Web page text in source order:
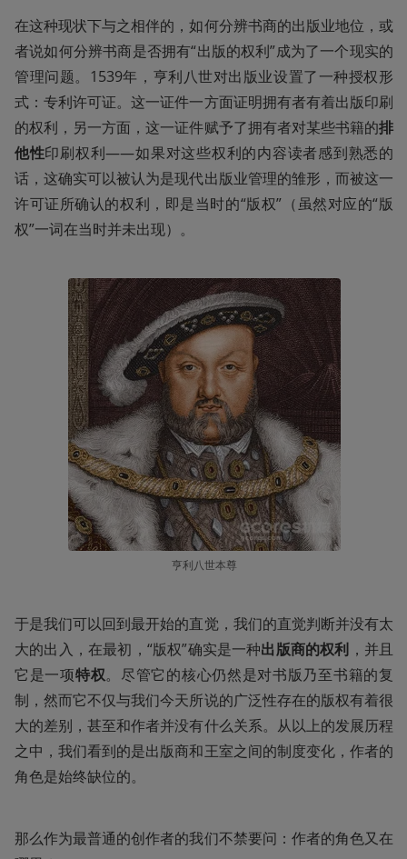
在这种现状下与之相伴的，如何分辨书商的出版业地位，或
者说如何分辨书商是否拥有“出版的权利”成为了一个现实的
管理问题。1539年，亨利八世对出版业设置了一种授权形
式：专利许可证。这一证件一方面证明拥有者有着出版印刷
的权利，另一方面，这一证件赋予了拥有者对某些书籍的排
他性印刷权利——如果对这些权利的内容读者感到熟悉的
话，这确实可以被认为是现代出版业管理的雏形，而被这一
许可证所确认的权利，即是当时的“版权”（虽然对应的“版
权”一词在当时并未出现）。
亨利八世本尊
于是我们可以回到最开始的直觉，我们的直觉判断并没有太
大的出入，在最初，“版权”确实是一种出版商的权利 ，并且
它是一项特权。尽管它的核心仍然是对书版乃至书籍的复
制，然而它不仅与我们今天所说的广泛性存在的版权有着很
大的差别，甚至和作者并没有什么关系。从以上的发展历程
之中，我们看到的是出版商和王室之间的制度变化，作者的
角色是始终缺位的。
那么作为最普通的创作者的我们不禁要问：作者的角色又在